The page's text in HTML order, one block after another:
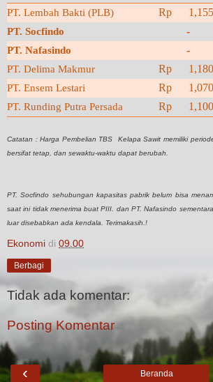
PT. Lembah Bakti (PLB)
Rp 1,155
PT. Socfindo
-
PT. Nafasindo
-
PT. Delima Makmur
Rp 1,180
PT. Ensem Lestari
Rp 1,070
PT. Runding Putra Persada
Rp 1,100
Catatan : Harga Pembelian TBS Kelapa Sawit memiliki
bersifat tetap, dan sewaktu-waktu dapat berubah.
PT. Socfindo sehubungan kapasitas pabrik belum bisa
saat ini tidak menerima buat PIII. dan PT. Nafasindo
luar disebabkan ada kendala. Terimakasih.!
Ekonomi di 09.00
Berbagi
Tidak ada komentar:
Posting Komentar
‹ Beranda